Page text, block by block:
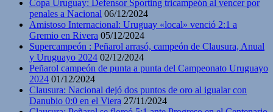
Copa Uruguay: Defensor Sporting tricampeón al vencer por
penales a Nacional 06/12/2024
Amistoso Internacional: Uruguay «local» venció 2:1 a
Gremio en Rivera 05/12/2024
Supercampeón : Peñarol arrasó, campeón de Clausura, Anual
y Uruguayo 2024 02/12/2024
Peñarol campeón de punta a punta del Campeonato Uruguayo
2024 01/12/2024
Clausura: Nacional dejó dos puntos de oro al igualar con
Danubio 0:0 en el Viera 27/11/2024